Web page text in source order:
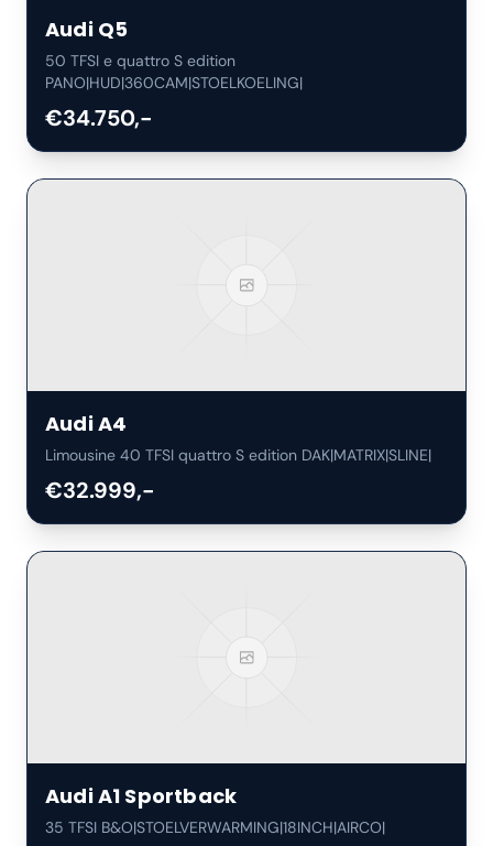
Audi Q5
50 TFSI e quattro S edition
PANO|HUD|360CAM|STOELKOELING|
€34.750,-
AudiA4
Limousine 40 TFSI quattro S edition DAK|MATRIX|SLINE|
€32.999,-
AudiA1 Sportback
35 TFSI B&O|STOELVERWARMING|18INCH|AIRCO|